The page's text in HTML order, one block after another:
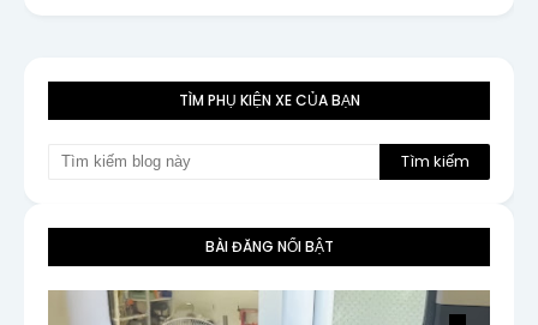
TÌM PHỤ KIỆN XE CỦA BẠN
BÀI ĐĂNG NỔI BẬT